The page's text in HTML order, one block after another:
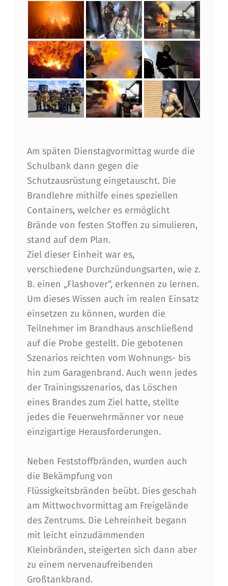
E
R
D
A
M
2
0
2
B
E
I
R
E
L
Y
O
N
N
U
T
E
C
N
T
H
E
R
L
A
N
Am späten Dienstagvormittag wurde die
Schulbank dann gegen die
Schutzausrüstung eingetauscht. Die
Brandlehre mithilfe eines speziellen
Containers, welcher es ermöglicht
Brände von festen Stoffen zu simulieren,
stand auf dem Plan.
Ziel dieser Einheit war es,
verschiedene Durchzündungsarten, wie z.
B. einen „Flashover“, erkennen zu lernen.
Um dieses Wissen auch im realen Einsatz
einsetzen zu können, wurden die
Teilnehmer im Brandhaus anschließend
auf die Probe gestellt. Die gebotenen
Szenarios reichten vom Wohnungs- bis
hin zum Garagenbrand. Auch wenn jedes
der Trainingsszenarios, das Löschen
eines Brandes zum Ziel hatte, stellte
jedes die Feuerwehrmänner vor neue
einzigartige Herausforderungen.
Neben Feststoffbränden, wurden auch
die Bekämpfung von
Flüssigkeitsbränden beübt. Dies geschah
am Mittwochvormittag am Freigelände
des Zentrums. Die Lehreinheit begann
mit leicht einzudämmenden
Kleinbränden, steigerten sich dann aber
zu einem nervenaufreibenden
Großtankbrand.